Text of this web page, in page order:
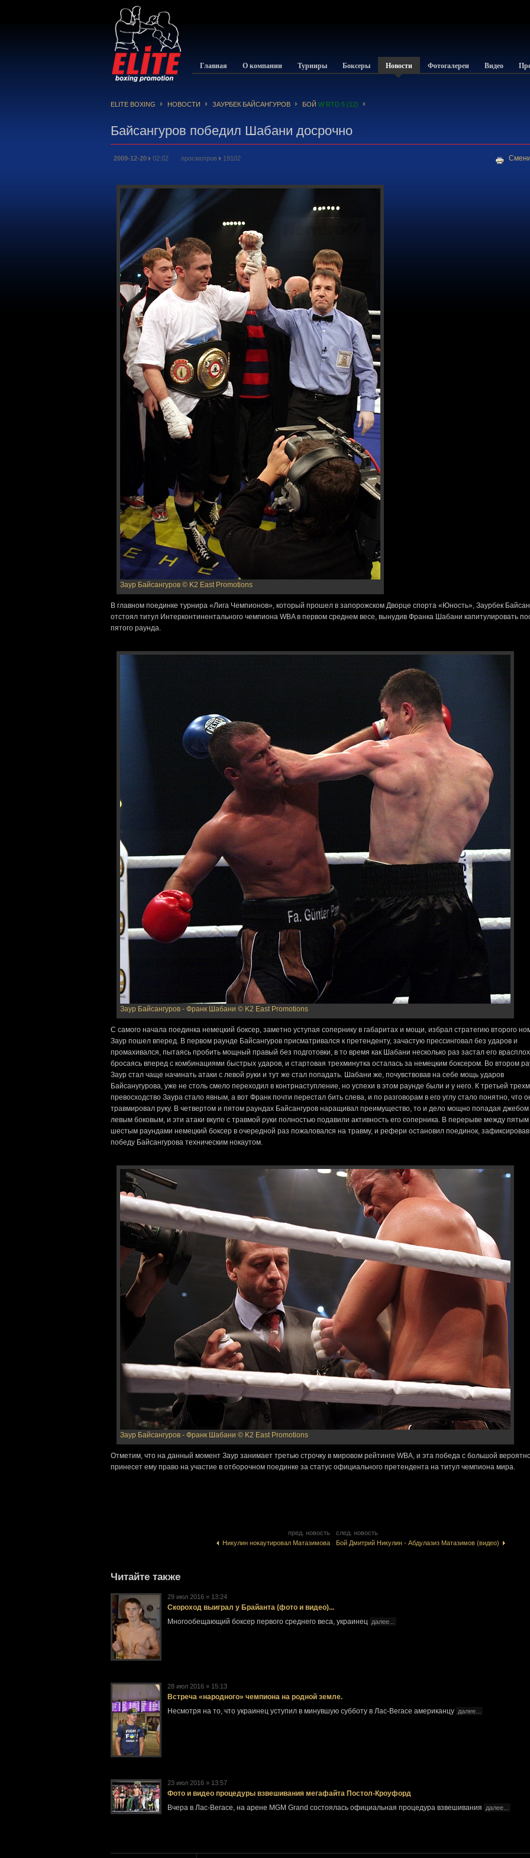
Главная О компании Турниры Боксеры Новости Фотогалереи Видео
ELITE BOXING НОВОСТИ ЗАУРБЕК БАЙСАНГУРОВ БОЙ W RTD 5 (12)
Байсангуров победил Шабани досрочно
2009-12-20 02:02 просмотров 19102
Заур Байсангуров © K2 East Promotions
В главном поединке турнира «Лига Чемпионов», который прошел в запорожском Дворце спорта «Юность», Заурбек
отстоял титул Интерконтинентального чемпиона WBA в первом среднем весе, вынудив Франка Шабани капитулировать
пятого раунда.
Заур Байсангуров - Франк Шабани © K2 East Promotions
С самого начала поединка немецкий боксер, заметно уступая сопернику в габаритах и мощи, избрал стратегию второго
Заур пошел вперед. В первом раунде Байсангуров присматривался к претенденту, зачастую прессинговал без ударов и
промахивался, пытаясь пробить мощный правый без подготовки, в то время как Шабани несколько раз застал его
бросаясь вперед с комбинациями быстрых ударов, и стартовая трехминутка осталась за немецким боксером. Во втором
Заур стал чаще начинать атаки с левой руки и тут же стал попадать. Шабани же, почувствовав на себе мощь ударов
Байсанугурова, уже не столь смело переходил в контрнаступление, но успехи в этом раунде были и у него. К третьей
превосходство Заура стало явным, а вот Франк почти перестал бить слева, и по разговорам в его углу стало понятно, что
травмировал руку. В четвертом и пятом раундах Байсангуров наращивал преимущество, то и дело мощно попадая джебом
левым боковым, и эти атаки вкупе с травмой руки полностью подавили активность его соперника. В перерыве между пятым
шестым раундами немецкий боксер в очередной раз пожаловался на травму, и рефери остановил поединок, зафиксировав
победу Байсангурова техническим нокаутом.
Заур Байсангуров - Франк Шабани © K2 East Promotions
Отметим, что на данный момент Заур занимает третью строчку в мировом рейтинге WBA, и эта победа с большой
принесет ему право на участие в отборочном поединке за статус официального претендента на титул чемпиона мира.
пред. новость
Никулин нокаутировал Матазимова
след. новость
Бой Дмитрий Никулин - Абдулазиз Матазимов (видео)
Читайте также
29 июл 2016 » 13:24
Скороход выиграл у Брайанта (фото и видео)...
Многообещающий боксер первого среднего веса, украинец далее...
28 июл 2016 » 15:13
Встреча «народного» чемпиона на родной земле.
Несмотря на то, что украинец уступил в минувшую субботу в Лас-Вегасе американцу далее...
23 июл 2016 » 13:57
Фото и видео процедуры взвешивания мегафайта Постол-Кроуфорд
Вчера в Лас-Вегасе, на арене MGM Grand состоялась официальная процедура взвешивания
далее...